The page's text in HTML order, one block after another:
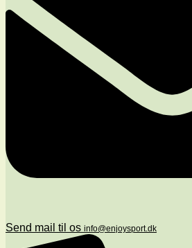
Send mail til os info@enjoysport.dk